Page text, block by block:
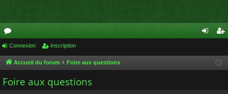
or
u
m
cri
Connexion Inscription
Accueil du forum Foire aux questions
Foire aux questions